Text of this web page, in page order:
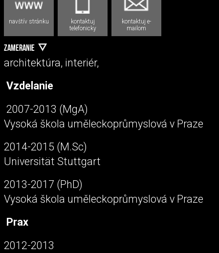
navštív stránku
kontaktuj
telefonicky
kontaktuj e-
mailom
ZAMERANIE
architektúra, interiér,
Vzdelanie
2007-2013 (MgA)
Vysoká škola uměleckoprůmyslová v Praze
2014-2015 (M.Sc)
Universität Stuttgart
2013-2017 (PhD)
Vysoká škola uměleckoprůmyslová v Praze
Prax
2012-2013